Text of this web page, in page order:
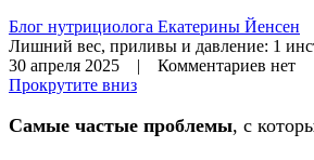
Блог нутрициолога Екатерины Йенсен
Лишний вес, приливы и давление: 1
30 апреля 2025 | Комментариев нет
Прокрутите вниз
Самые частые проблемы, с